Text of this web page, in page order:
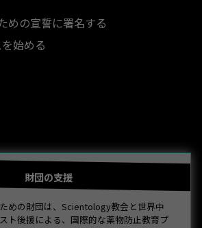
めの宣誓に署名する
始める
財団の支援
めの財団は、Scientology教会と世界中
ト後援による、国際的な薬物防止教育プ